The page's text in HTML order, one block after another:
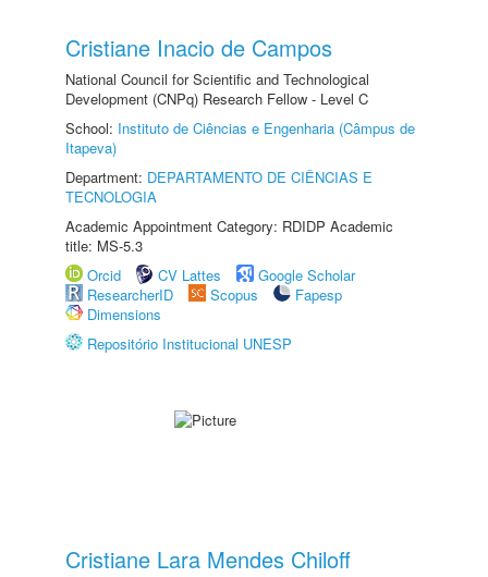
Cristiane Inacio de Campos
National Council for Scientific and Technological
Development (CNPq) Research Fellow - Level C
School: Instituto de Ciências e Engenharia (Câmpus de
Itapeva)
Department: DEPARTAMENTO DE CIÊNCIAS E
TECNOLOGIA
Academic Appointment Category: RDIDP Academic
title: MS-5.3
Orcid
CV Lattes
Google Scholar
ResearcherID
Scopus
Fapesp
Dimensions
Repositório Institucional UNESP
Cristiane Lara Mendes Chiloff